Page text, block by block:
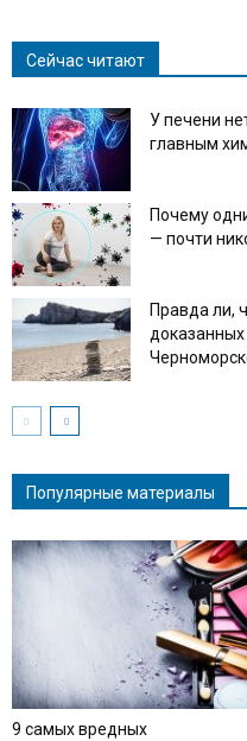
Сейчас читают
У печени
главным
Почему
— почти
Правда ли,
Популярные материалы
9 самых вредных